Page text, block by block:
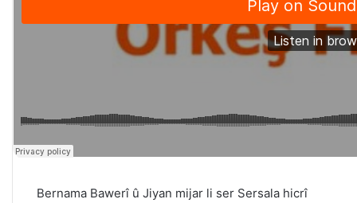
Bernama Bawerî û Jiyan mijar li ser Sersala hicrî